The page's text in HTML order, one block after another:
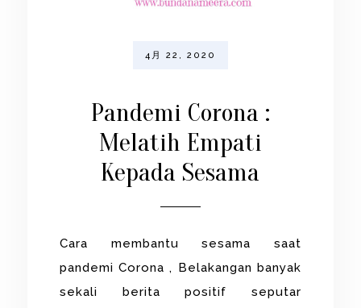
4月 22, 2020
Pandemi Corona :
Melatih Empati
Kepada Sesama
Cara membantu sesama saat
pandemi Corona , Belakangan banyak
sekali berita positif seputar